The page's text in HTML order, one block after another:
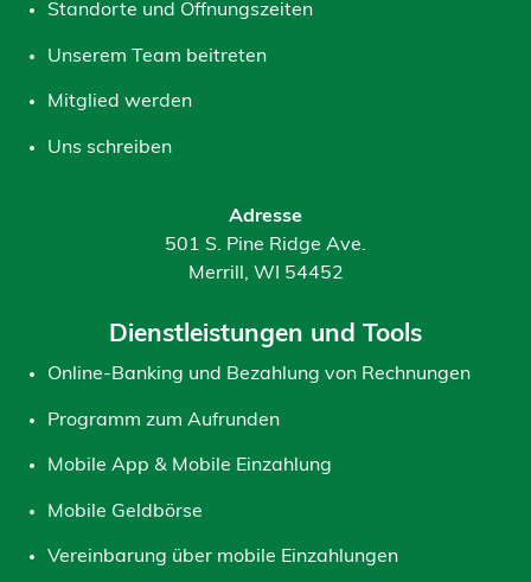
Standorte und Öffnungszeiten
Unserem Team beitreten
Mitglied werden
Uns schreiben
Adresse
501 S. Pine Ridge Ave.
Merrill, WI 54452
Dienstleistungen und Tools
Online-Banking und Bezahlung von Rechnungen
Programm zum Aufrunden
Mobile App & Mobile Einzahlung
Mobile Geldbörse
Vereinbarung über mobile Einzahlungen